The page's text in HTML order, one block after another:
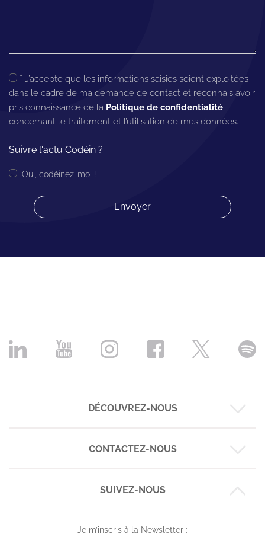
* J’accepte que les informations saisies soient exploitées
dans le cadre de ma demande de contact et reconnais avoir
pris connaissance de la Politique de confidentialité
concernant le traitement et l’utilisation de mes données.
Suivre l'actu Codéin ?
Oui, codéinez-moi !
DÉCOUVREZ-NOUS
Nos business cases
Nos réalisations
CONTACTEZ-NOUS
Montpellier :
Strasbourg :
SUIVEZ-NOUS
Je m’inscris à la Newsletter :